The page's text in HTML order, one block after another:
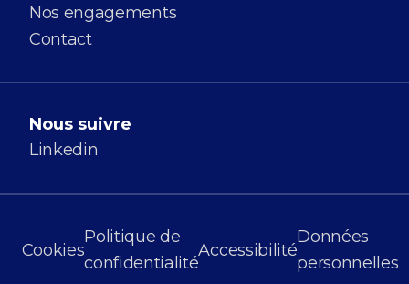
Nos engagements
Contact
Nous suivre
Linkedin
Cookies
Politique de
confidentialité
Accessibilité
Données
personnelles